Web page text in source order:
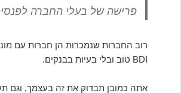
פרישה של בעלי החברה
רוב החברות שנמכרות הן חברות עם
BDI טוב ובלי בעיות בבנקים.
אתה כמובן תבדוק את זה בעצמך, וגם